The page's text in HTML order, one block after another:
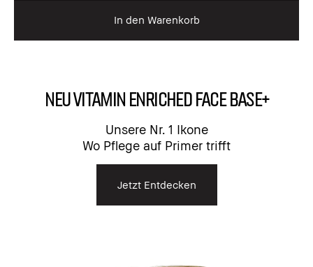
In den Warenkorb
NEU Vitamin Enriched Face Base+
Unsere Nr. 1 Ikone
Wo Pflege auf Primer trifft
Jetzt Entdecken